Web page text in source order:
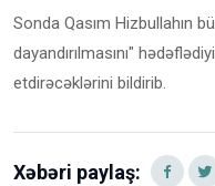
Sonda Qasım Hizbullahın
dayandırılmasını"
etdirəcəklərini bildirib.
Xəbəri paylaş: